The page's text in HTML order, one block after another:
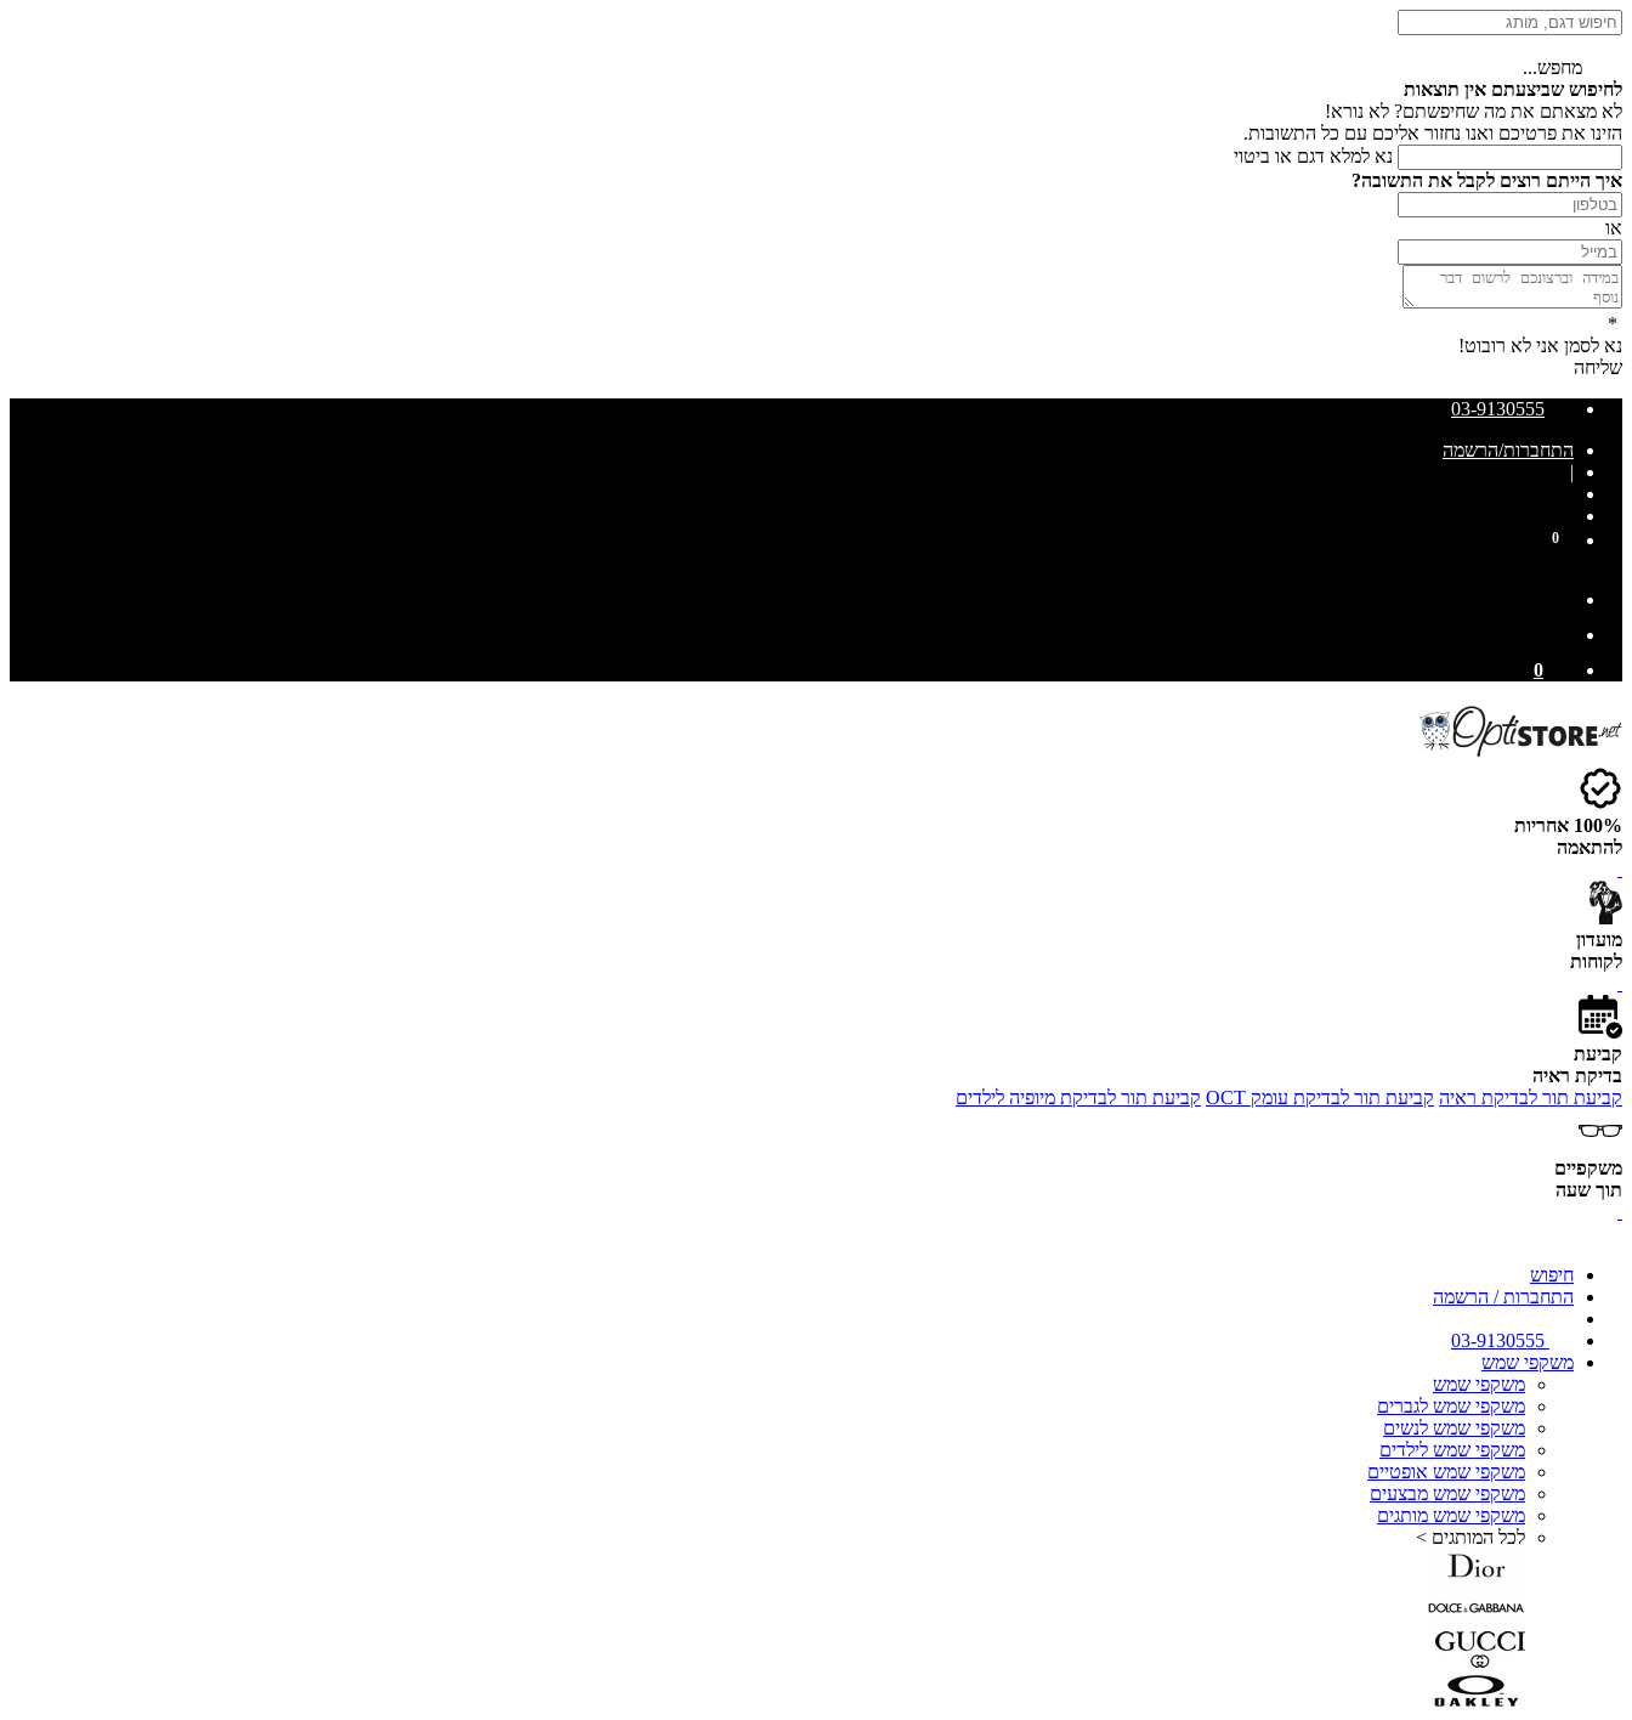
מחפש...
לחיפוש שביצעתם אין תוצאות
לא מצאתם את מה שחיפשתם? לא נורא!
הזינו את פרטיכם ואנו נחזור אליכם עם כל התשובות.
נא למלא דגם או ביטוי
איך הייתם רוצים לקבל את התשובה?
או
*
נא לסמן אני לא רובוט!
שליחה
03-9130555
התחברות/הרשמה
|
0
0
100% אחריות
להתאמה
מועדון
לקוחות
קביעת
בדיקת ראיה
קביעת תור לבדיקת ראיה קביעת תור לבדיקת עומק OCT קביעת תור לבדיקת מיופיה לילדים
משקפיים
תוך שעה
חיפוש
התחברות / הרשמה
משקפי שמש
משקפי שמש
משקפי שמש לגברים
משקפי שמש לנשים
משקפי שמש לילדים
משקפי שמש אופטיים
משקפי שמש מבצעים
משקפי שמש מותגים
לכל המותגים >